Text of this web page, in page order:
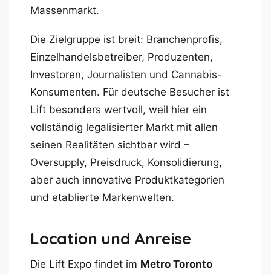
Massenmarkt.
Die Zielgruppe ist breit: Branchenprofis,
Einzelhandelsbetreiber, Produzenten,
Investoren, Journalisten und Cannabis-
Konsumenten. Für deutsche Besucher ist
Lift besonders wertvoll, weil hier ein
vollständig legalisierter Markt mit allen
seinen Realitäten sichtbar wird –
Oversupply, Preisdruck, Konsolidierung,
aber auch innovative Produktkategorien
und etablierte Markenwelten.
Location und Anreise
Die Lift Expo findet im Metro Toronto